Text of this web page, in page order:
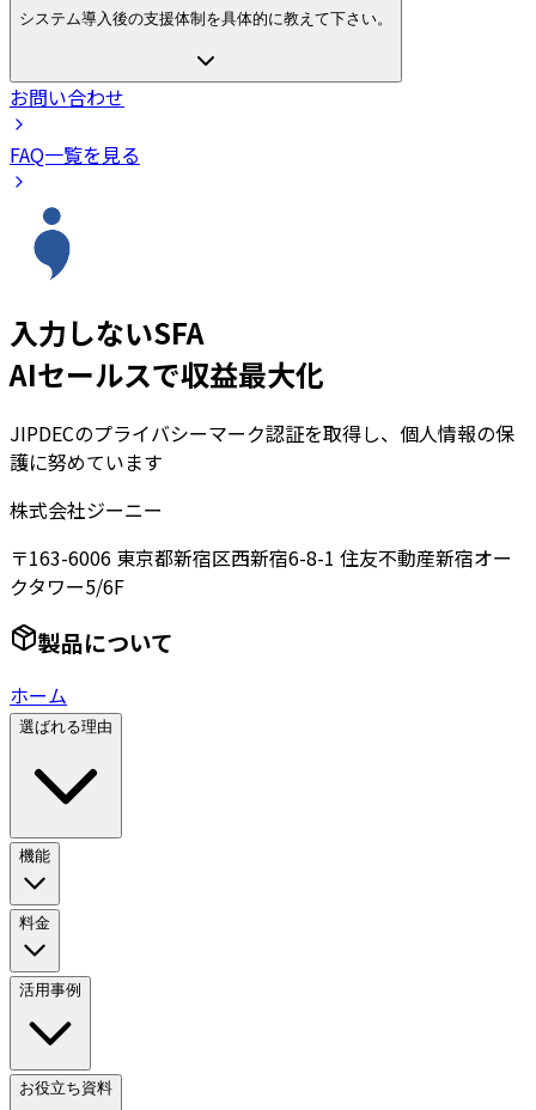
システム導入後の支援体制を具体的に教えて下さい。
お問い合わせ
FAQ一覧を見る
入力しないSFA
AIセールスで収益最大化
JIPDECのプライバシーマーク認証を取得し、個人情報の保
護に努めています
株式会社ジーニー
〒163-6006 東京都新宿区西新宿6-8-1 住友不動産新宿オー
クタワー5/6F
製品について
ホーム
選ばれる理由
機能
料金
活用事例
お役立ち資料